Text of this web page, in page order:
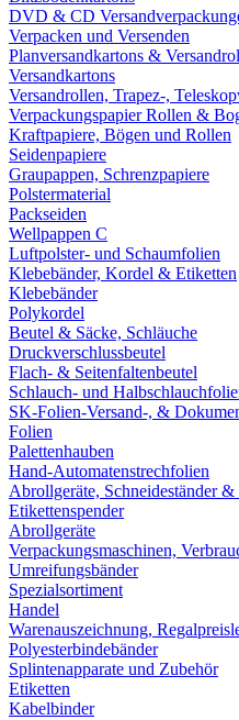
DVD & CD
Verpacken und Versenden
Planversandkartons &
Versandkartons
Versandrollen, Trapez-,
Verpackungspapier Rollen &
Kraftpapiere, Bögen und Rollen
Seidenpapiere
Graupappen, Schrenzpapiere
Polstermaterial
Packseiden
Wellpappen C
Luftpolster- und Schaumfolien
Klebebänder, Kordel & Etiketten
Klebebänder
Polykordel
Beutel & Säcke, Schläuche
Druckverschlussbeutel
Flach- & Seitenfaltenbeutel
Schlauch- und
SK-Folien-Versand-, &
Folien
Palettenhauben
Hand-Automatenstrechfolien
Abrollgeräte, Schneideständer &
Etikettenspender
Abrollgeräte
Verpackungsmaschinen,
Umreifungsbänder
Spezialsortiment
Handel
Warenauszeichnung,
Polyesterbindebänder
Splintenapparate und Zubehör
Etiketten
Kabelbinder